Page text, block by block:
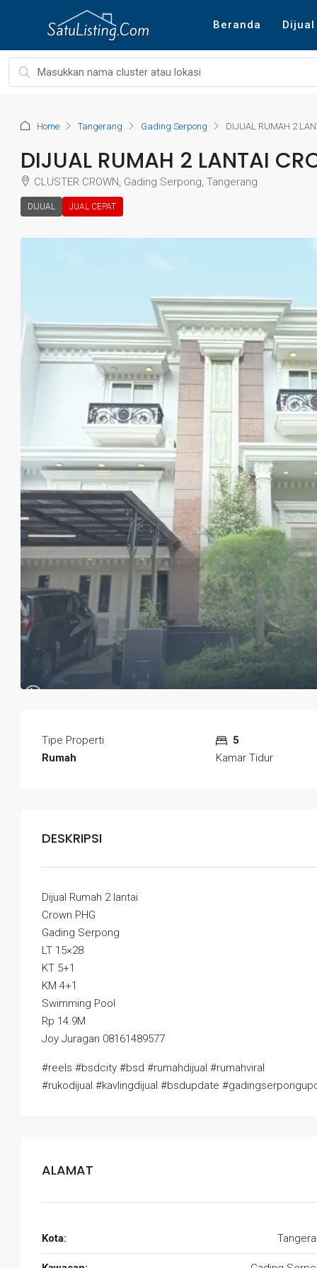
Beranda Dijual
Home Tangerang Gading Serpong DIJUAL RUMAH 2
DIJUAL RUMAH 2 LANTAI
CLUSTER CROWN, Gading Serpong, Tangerang
DIJUAL JUAL CEPAT
Tipe Properti
Rumah
5
Kamar Tidur
DESKRIPSI
Dijual Rumah 2 lantai
Crown PHG
Gading Serpong
LT 15×28
KT 5+1
KM 4+1
Swimming Pool
Rp 14.9M
Joy Juragan 08161489577
#reels #bsdcity #bsd #rumahdijual #rumahviral
#rukodijual #kavlingdijual #bsdupdate
ALAMAT
Kota: